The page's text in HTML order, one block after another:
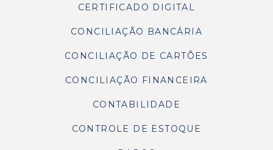
CERTIFICADO DIGITAL
CONCILIAÇÃO BANCÁRIA
CONCILIAÇÃO DE CARTÕES
CONCILIAÇÃO FINANCEIRA
CONTABILIDADE
CONTROLE DE ESTOQUE